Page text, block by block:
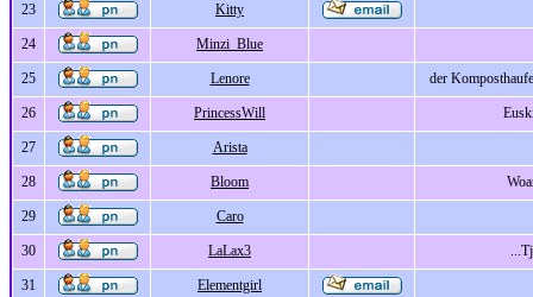
23 Kitty
24 Minzi_Blue
25 Lenore der
26 PrincessWill
27 Arista
28 Bloom
29 Caro
30 LaLax3
31 Elementgirl